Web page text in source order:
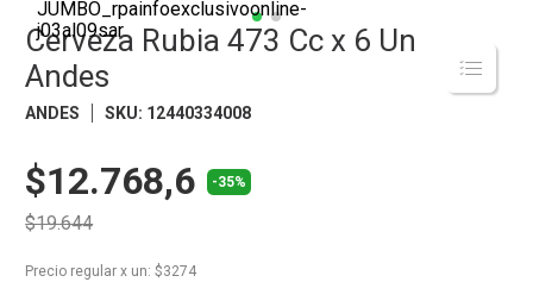
Cerveza Rubia 473 Cc x 6 Un
Andes
ANDES SKU: 12440334008
$12.768,6 -35%
$19.644
Precio regular x un: $3274
Galletitas
Cerveza
Fideos
Carne
. Aceite